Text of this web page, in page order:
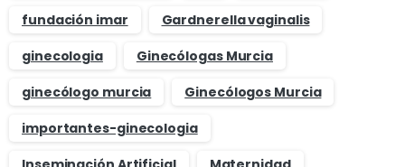
fundación imar
Gardnerella vaginalis
ginecologia
Ginecólogas Murcia
ginecólogo murcia
Ginecólogos Murcia
importantes-ginecologia